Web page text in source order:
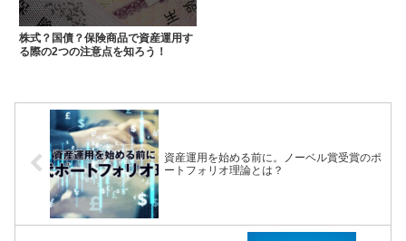
株式？国債？保険商品で資産運用す
る際の2つの注意点を知ろう！
資産運用を始める前に。ノーベル賞受賞のポ
ートフォリオ理論とは？